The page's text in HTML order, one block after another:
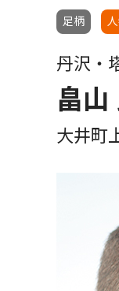
足柄
丹沢・
畠山
大井町